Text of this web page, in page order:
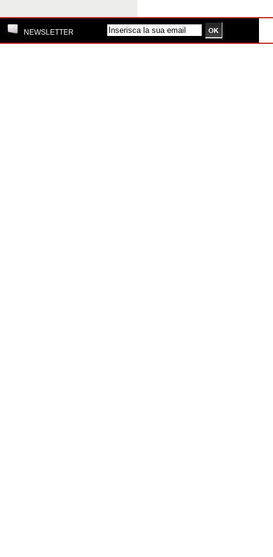
NEWSLETTER